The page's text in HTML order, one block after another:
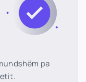
pa